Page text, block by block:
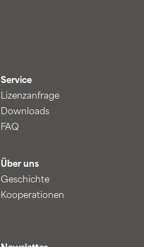
Service
Lizenzanfrage
Downloads
FAQ
Über uns
Geschichte
Kooperationen